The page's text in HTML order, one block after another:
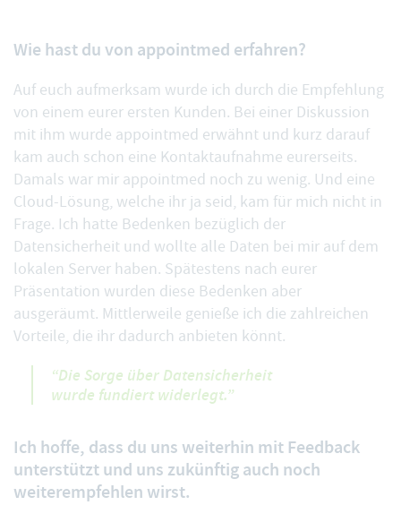
Wie hast du von appointmed erfahren?
Auf euch aufmerksam wurde ich durch die Empfehlung
von einem eurer ersten Kunden. Bei einer Diskussion
mit ihm wurde appointmed erwähnt und kurz darauf
kam auch schon eine Kontaktaufnahme eurerseits.
Damals war mir appointmed noch zu wenig. Und eine
Cloud-Lösung, welche ihr ja seid, kam für mich nicht in
Frage. Ich hatte Bedenken bezüglich der
Datensicherheit und wollte alle Daten bei mir auf dem
lokalen Server haben. Spätestens nach eurer
Präsentation wurden diese Bedenken aber
ausgeräumt. Mittlerweile genieße ich die zahlreichen
Vorteile, die ihr dadurch anbieten könnt.
“Die Sorge über Datensicherheit
wurde fundiert widerlegt.”
Ich hoffe, dass du uns weiterhin mit Feedback
unterstützt und uns zukünftig auch noch
weiterempfehlen wirst.